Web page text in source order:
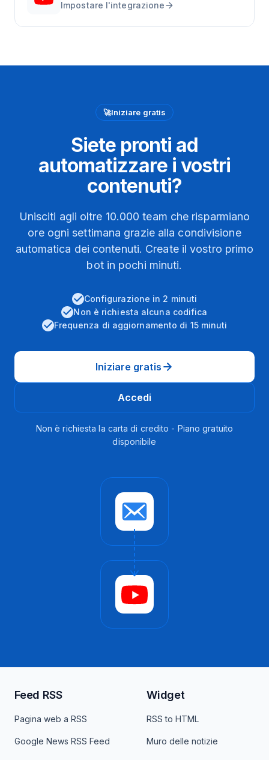
Impostare l'integrazione
🚀Iniziare gratis
Siete pronti ad
automatizzare i vostri
contenuti?
Unisciti agli oltre 10.000 team che risparmiano
ore ogni settimana grazie alla condivisione
automatica dei contenuti. Create il vostro primo
bot in pochi minuti.
Configurazione in 2 minuti
Non è richiesta alcuna codifica
Frequenza di aggiornamento di 15 minuti
Iniziare gratis
Accedi
Non è richiesta la carta di credito - Piano gratuito
disponibile
Feed RSS
Pagina web a RSS
Google News RSS Feed
Widget
RSS to HTML
Muro delle notizie